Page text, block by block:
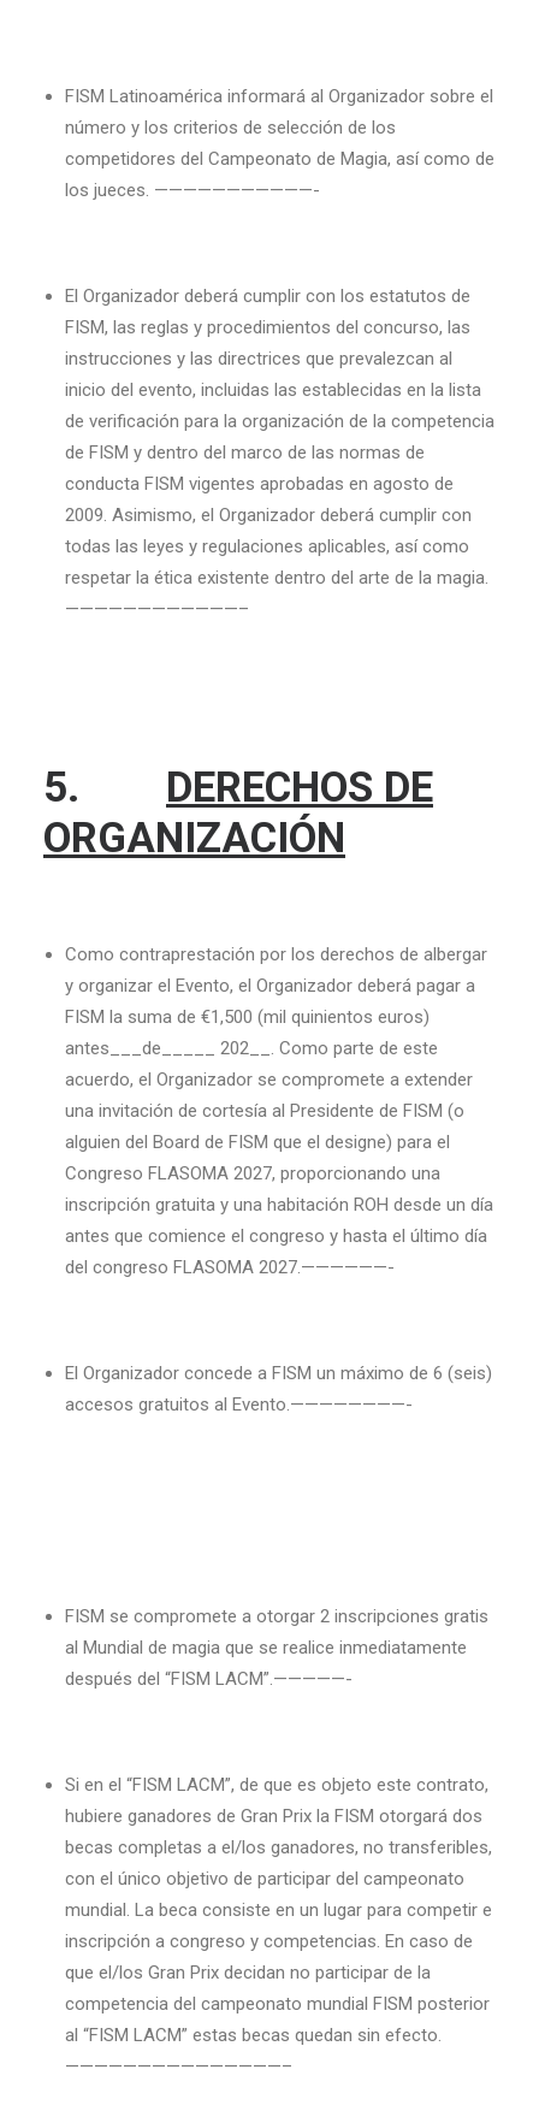
FISM Latinoamérica informará al Organizador sobre el
número y los criterios de selección de los
competidores del Campeonato de Magia, así como de
los jueces. ———————————-
El Organizador deberá cumplir con los estatutos de
FISM, las reglas y procedimientos del concurso, las
instrucciones y las directrices que prevalezcan al
inicio del evento, incluidas las establecidas en la lista
de verificación para la organización de la competencia
de FISM y dentro del marco de las normas de
conducta FISM vigentes aprobadas en agosto de
2009. Asimismo, el Organizador deberá cumplir con
todas las leyes y regulaciones aplicables, así como
respetar la ética existente dentro del arte de la magia.
————————————–
5. DERECHOS DE
ORGANIZACIÓN
Como contraprestación por los derechos de albergar
y organizar el Evento, el Organizador deberá pagar a
FISM la suma de €1,500 (mil quinientos euros)
antes___de_____ 202__. Como parte de este
acuerdo, el Organizador se compromete a extender
una invitación de cortesía al Presidente de FISM (o
alguien del Board de FISM que el designe) para el
Congreso FLASOMA 2027, proporcionando una
inscripción gratuita y una habitación ROH desde un día
antes que comience el congreso y hasta el último día
del congreso FLASOMA 2027.——————-
El Organizador concede a FISM un máximo de 6 (seis)
accesos gratuitos al Evento.————————-
FISM se compromete a otorgar 2 inscripciones gratis
al Mundial de magia que se realice inmediatamente
después del “FISM LACM”.—————-
Si en el “FISM LACM”, de que es objeto este contrato,
hubiere ganadores de Gran Prix la FISM otorgará dos
becas completas a el/los ganadores, no transferibles,
con el único objetivo de participar del campeonato
mundial. La beca consiste en un lugar para competir e
inscripción a congreso y competencias. En caso de
que el/los Gran Prix decidan no participar de la
competencia del campeonato mundial FISM posterior
al “FISM LACM” estas becas quedan sin efecto.
———————————————–